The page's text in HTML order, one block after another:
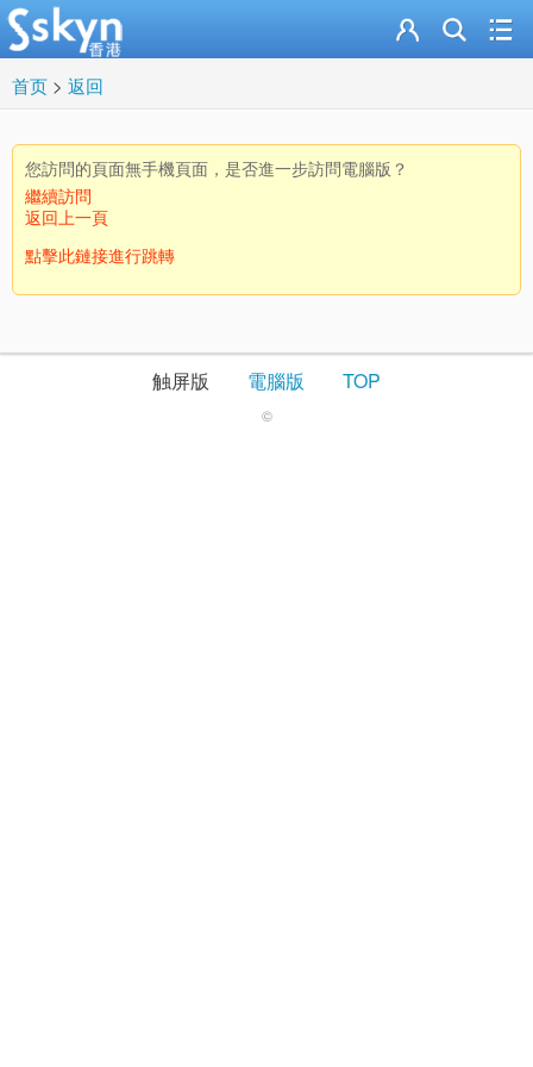
首页 > 返回
您訪問的頁面無手機頁面，是否進一步訪問電腦版？
繼續訪問
返回上一頁
點擊此鏈接進行跳轉
触屏版 電腦版 TOP
©